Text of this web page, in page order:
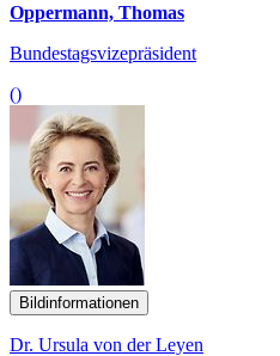
Oppermann, Thomas
Bundestagsvizepräsident
()
Bildinformationen
Dr. Ursula von der Leyen